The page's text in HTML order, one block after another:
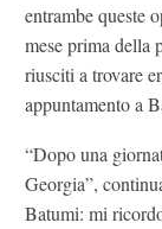
entrambe queste
mese prima della
riusciti a trovare
appuntamento a
“Dopo una
Georgia”,
Batumi: mi